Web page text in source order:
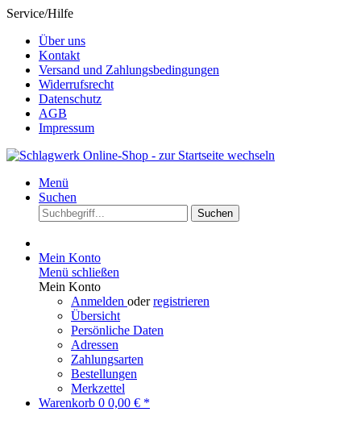
Service/Hilfe
Über uns
Kontakt
Versand und Zahlungsbedingungen
Widerrufsrecht
Datenschutz
AGB
Impressum
Menü
Suchen
Suchen
Mein Konto
Menü schließen
Mein Konto
Anmelden oderregistrieren
Übersicht
Persönliche Daten
Adressen
Zahlungsarten
Bestellungen
Merkzettel
Warenkorb 0 0,00 € *